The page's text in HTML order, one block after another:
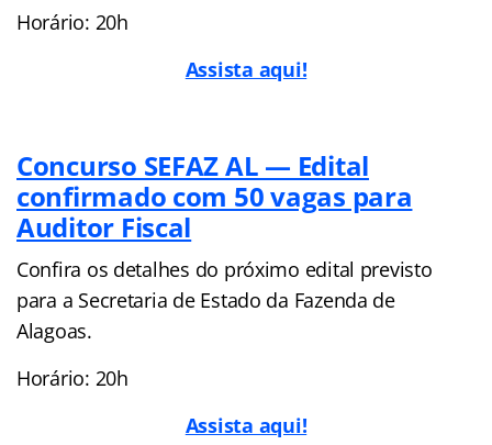
Horário: 20h
Assista aqui!
Concurso SEFAZ AL — Edital
confirmado com 50 vagas para
Auditor Fiscal
Confira os detalhes do próximo edital previsto
para a Secretaria de Estado da Fazenda de
Alagoas.
Horário: 20h
Assista aqui!